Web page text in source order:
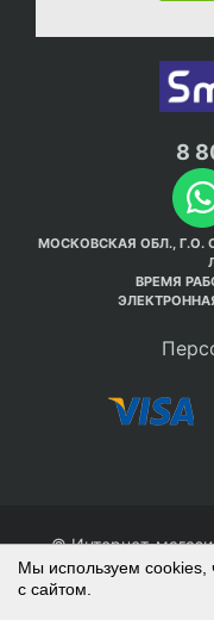
8
МОСКОВСКАЯ ОБЛ., Г.О.
ВРЕМЯ
© Интернет-
Политика
Мы используем cookies,
с сайтом.